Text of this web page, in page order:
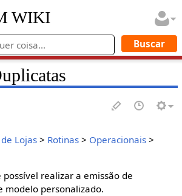
WIKI
Lojas> Rotinas> Operacionais>
realizar a emissão de
modelo personalizado.